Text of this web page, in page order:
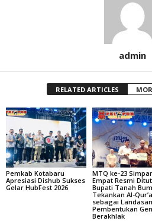
admin
RELATED ARTICLES
Pemkab Kotabaru
Apresiasi Dishub Sukses
Gelar HubFest 2026
MTQ ke-23
Empat Resmi
Bupati Tanah
Tekankan Al-
sebagai Landasan
Pembentukan
Berakhlak